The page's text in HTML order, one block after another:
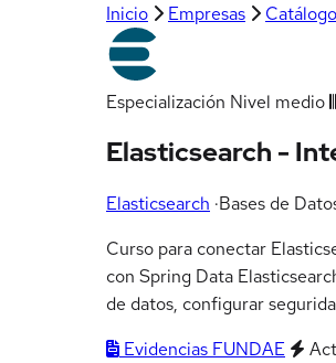
Inicio Empresas Catálogo
Especialización Nivel medio
Elasticsearch -
Elasticsearch ·Bases de
Curso para conectar
con Spring Data
de datos, configurar
Evidencias FUNDAE